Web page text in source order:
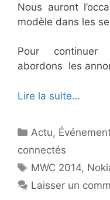
Nous auront
modèle dans les
Pour continuer
abordons les
Lire la suite…
Catégories
Actu,
connectés
Étiquettes
MWC 2014,
Laisser un